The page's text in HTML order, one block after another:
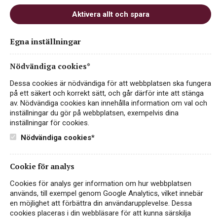
Pizzolato Frizzante Rosé
Organic
ITALIEN, VENETO
43 kr LÄS MER
Aktivera allt och spara
Egna inställningar
Nödvändiga cookies*
Dessa cookies är nödvändiga för att webbplatsen ska fungera
på ett säkert och korrekt sätt, och går därför inte att stänga
av. Nödvändiga cookies kan innehålla information om val och
inställningar du gör på webbplatsen, exempelvis dina
inställningar för cookies.
Nödvändiga cookies*
Cookie för analys
Cookies för analys ger information om hur webbplatsen
används, till exempel genom Google Analytics, vilket innebär
en möjlighet att förbättra din användarupplevelse. Dessa
cookies placeras i din webbläsare för att kunna särskilja